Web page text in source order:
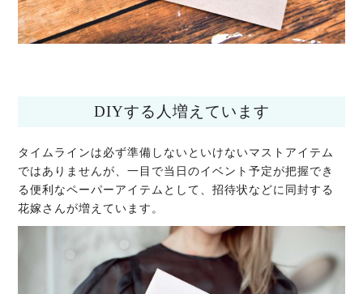
DIYする人増えています
タイムラインは必ず準備しないといけないマストアイテム
ではありませんが、一目で当日のイベント予定が把握でき
る便利なペーパーアイテムとして、招待状などに同封する
花嫁さんが増えています。